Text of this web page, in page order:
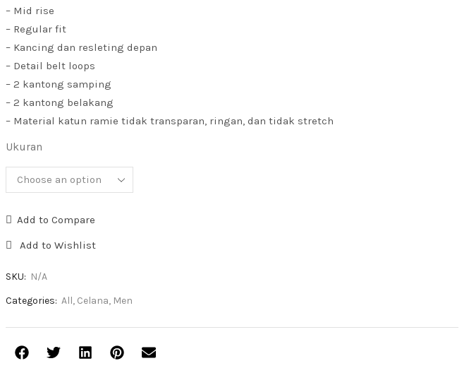
– Mid rise
– Regular fit
– Kancing dan resleting depan
– Detail belt loops
– 2 kantong samping
– 2 kantong belakang
– Material katun ramie tidak transparan, ringan, dan tidak stretch
Ukuran
Add to Compare
Add to Wishlist
SKU: N/A
Categories: All, Celana, Men